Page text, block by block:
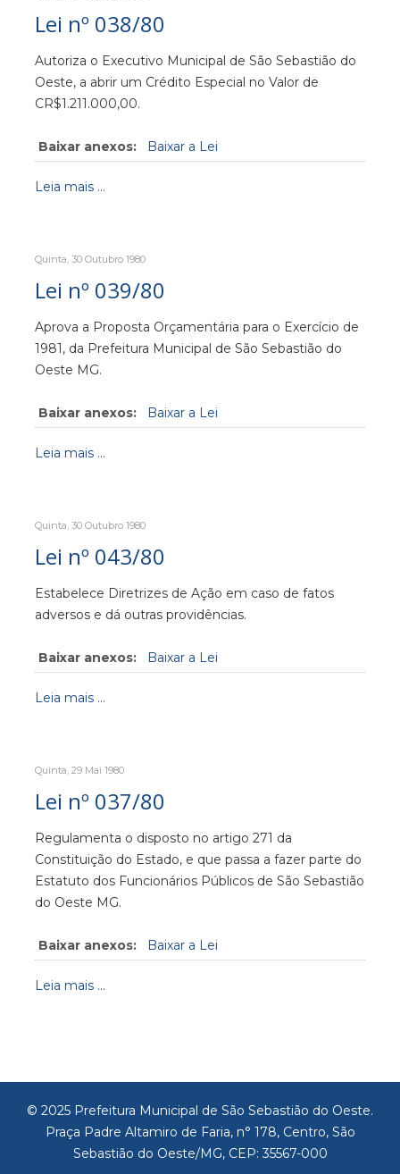
Lei nº 038/80
Autoriza o Executivo Municipal de São Sebastião do
Oeste, a abrir um Crédito Especial no Valor de
CR$1.211.000,00.
Baixar anexos: Baixar a Lei
Leia mais ...
Quinta, 30 Outubro 1980
Lei nº 039/80
Aprova a Proposta Orçamentária para o Exercício de
1981, da Prefeitura Municipal de São Sebastião do
Oeste MG.
Baixar anexos: Baixar a Lei
Leia mais ...
Quinta, 30 Outubro 1980
Lei nº 043/80
Estabelece Diretrizes de Ação em caso de fatos
adversos e dá outras providências.
Baixar anexos: Baixar a Lei
Leia mais ...
Quinta, 29 Mai 1980
Lei nº 037/80
Regulamenta o disposto no artigo 271 da
Constituição do Estado, e que passa a fazer parte do
Estatuto dos Funcionários Públicos de São Sebastião
do Oeste MG.
Baixar anexos: Baixar a Lei
Leia mais ...
© 2025 Prefeitura Municipal de São Sebastião do Oeste.
Praça Padre Altamiro de Faria, n° 178, Centro, São
Sebastião do Oeste/MG, CEP: 35567-000